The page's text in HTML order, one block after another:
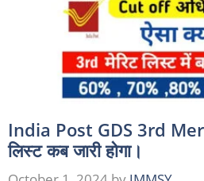
India Post GDS 3rd
लिस्ट कब जारी होगा।